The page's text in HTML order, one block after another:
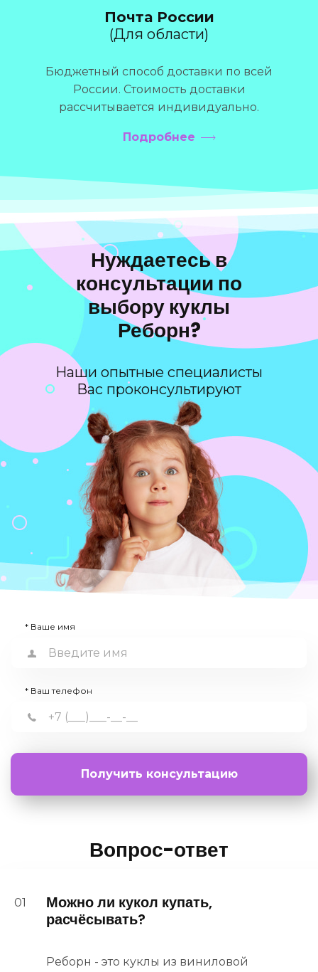
Почта России
(Для области)
Бюджетный способ доставки по всей
России. Стоимость доставки
рассчитывается индивидуально.
Подробнее
Нуждаетесь в
консультации по
выбору куклы
Реборн?
Наши опытные специалисты
Вас проконсультируют
* Ваше имя
* Ваш телефон
Получить консультацию
Вопрос-ответ
01
Можно ли кукол купать,
расчёсывать?
Реборн - это куклы из виниловой